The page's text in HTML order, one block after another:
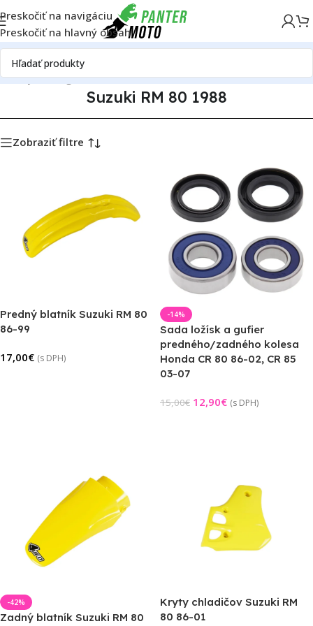
Preskočiť na navigáciu
Preskočiť na hlavný obsah
dielyKatalóg motoriekSuzukiSuzuki RM 80Suzuki RM 80 1988
Suzuki RM 80 1988
Zobraziť filtre
Predný blatník Suzuki RM 80
86-99
17,00€ (s DPH)
-14%
Sada ložísk a gufier
predného/zadného kolesa
Honda CR 80 86-02, CR 85
03-07
15,00€ 12,90€ (s DPH)
-42%
Zadný blatník Suzuki RM 80
Kryty chladičov Suzuki RM
80 86-01